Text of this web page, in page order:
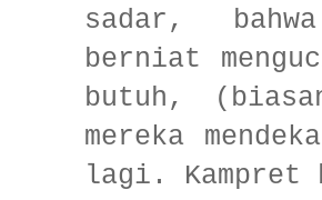
sadar,
berniat
butuh,
mereka
lagi. Kampret